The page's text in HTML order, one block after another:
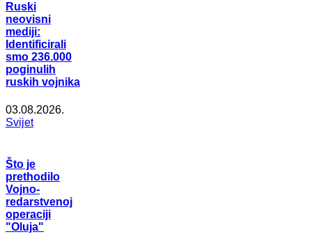
Ruski
neovisni
mediji:
Identificirali
smo 236.000
poginulih
ruskih vojnika
03.08.2026.
Svijet
Što je
prethodilo
Vojno-
redarstvenoj
operaciji
"Oluja"